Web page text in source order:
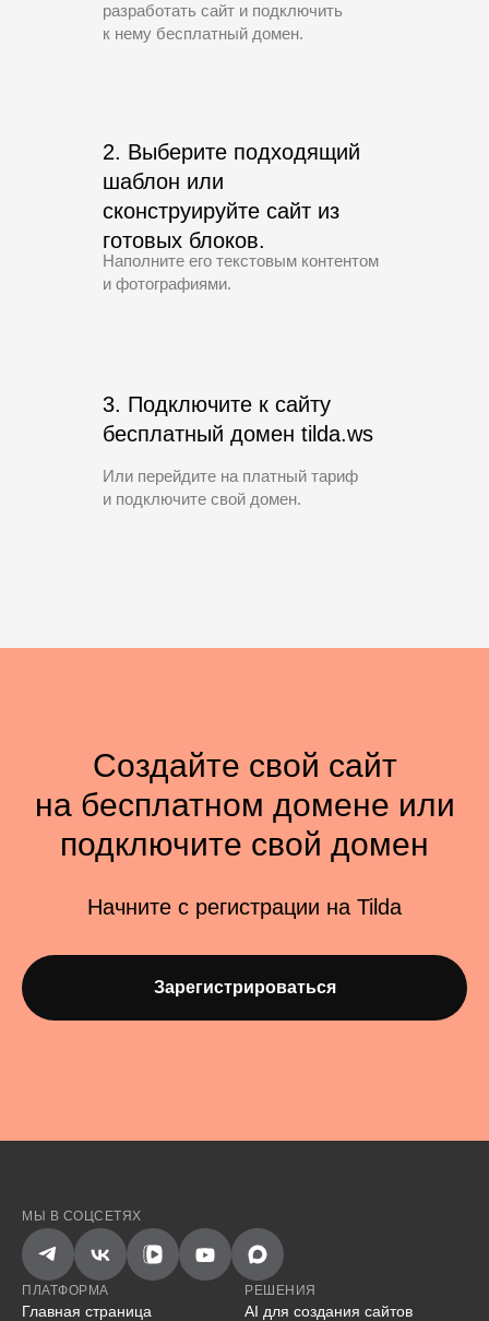
2. Выберите подходящий
шаблон или
сконструируйте сайт из
готовых блоков.
3. Подключите к сайту
бесплатный домен tilda.ws
разработать сайт и подключить
к нему бесплатный домен.
Наполните его текстовым контентом
и фотографиями.
Или перейдите на платный тариф
и подключите свой домен.
Создайте свой сайт
на бесплатном домене или
подключите свой домен
Начните с регистрации на Tilda
Зарегистрироваться
МЫ В СОЦСЕТЯХ
ПЛАТФОРМА
Главная страница
РЕШЕНИЯ
AI для создания сайтов